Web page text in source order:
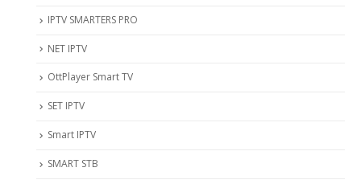
IPTV SMARTERS PRO
NET IPTV
OttPlayer Smart TV
SET IPTV
Smart IPTV
SMART STB